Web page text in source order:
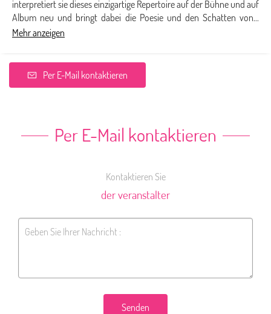
interpretiert sie dieses einzigartige Repertoire auf der Bühne und auf
Album neu und bringt dabei die Poesie und den Schatten von...
Mehr anzeigen
Per E-Mail kontaktieren
Per E-Mail kontaktieren
Kontaktieren Sie
der veranstalter
Senden